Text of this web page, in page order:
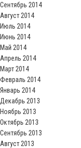
Сентябрь 2014
Август 2014
Июль 2014
Июнь 2014
Май 2014
Апрель 2014
Март 2014
Февраль 2014
Январь 2014
Декабрь 2013
Ноябрь 2013
Октябрь 2013
Сентябрь 2013
Август 2013